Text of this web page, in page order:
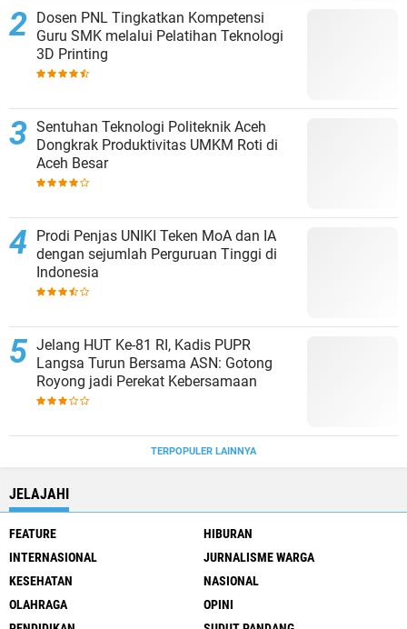
Dosen PNL Tingkatkan Kompetensi
Guru SMK melalui Pelatihan Teknologi
3D Printing
Sentuhan Teknologi Politeknik Aceh
Dongkrak Produktivitas UMKM Roti di
Aceh Besar
Prodi Penjas UNIKI Teken MoA dan IA
dengan sejumlah Perguruan Tinggi di
Indonesia
Jelang HUT Ke-81 RI, Kadis PUPR
Langsa Turun Bersama ASN: Gotong
Royong jadi Perekat Kebersamaan
TERPOPULER LAINNYA
JELAJAHI
FEATURE
HIBURAN
INTERNASIONAL
JURNALISME WARGA
KESEHATAN
NASIONAL
OLAHRAGA
OPINI